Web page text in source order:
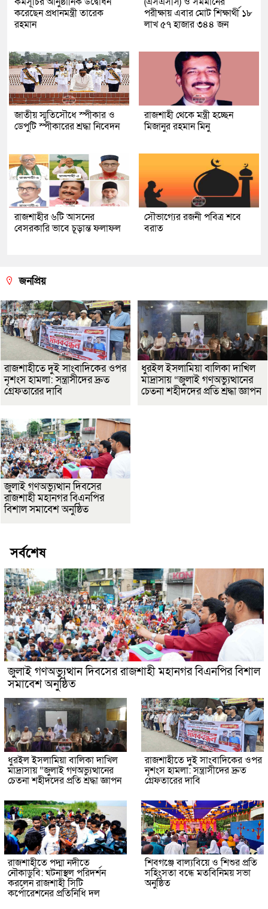
করেছেন প্রধানমন্ত্রী তারেক
রহমান
পরীক্ষায় এবার মোট শিক্ষার্থী ১৮
লাখ ৫৭ হাজার ৩৪৪ জন
জাতীয় স্মৃতিসৌধে স্পীকার ও
ডেপুটি স্পীকারের শ্রদ্ধা নিবেদন
রাজশাহী থেকে মন্ত্রী হচ্ছেন
মিজানুর রহমান মিনু
রাজশাহীর ৬টি আসনের
বেসরকারি ভাবে চূড়ান্ত ফলাফল
সৌভাগ্যের রজনী পবিত্র শবে
বরাত
জনপ্রিয়
রাজশাহীতে দুই সাংবাদিকের ওপর
নৃশংস হামলা: সন্ত্রাসীদের দ্রুত
গ্রেফতারের দাবি
ধুরইল ইসলামিয়া বালিকা দাখিল
মাদ্রাসায় “জুলাই গণঅভ্যুত্থানের
চেতনা শহীদদের প্রতি শ্রদ্ধা জ্ঞাপন
জুলাই গণঅভ্যুত্থান দিবসের
রাজশাহী মহানগর বিএনপির
বিশাল সমাবেশ অনুষ্ঠিত
সর্বশেষ
জুলাই গণঅভ্যুত্থান দিবসের রাজশাহী মহানগর বিএনপির বিশাল
সমাবেশ অনুষ্ঠিত
ধুরইল ইসলামিয়া বালিকা দাখিল
মাদ্রাসায় “জুলাই গণঅভ্যুত্থানের
চেতনা শহীদদের প্রতি শ্রদ্ধা জ্ঞাপন
রাজশাহীতে দুই সাংবাদিকের ওপর
নৃশংস হামলা: সন্ত্রাসীদের দ্রুত
গ্রেফতারের দাবি
রাজশাহীতে পদ্মা নদীতে
নৌকাডুবি: ঘটনাস্থল পরিদর্শন
করলেন রাজশাহী সিটি
কর্পোরেশনের প্রতিনিধি দল
শিবগঞ্জে বাল্যবিয়ে ও শিশুর প্রতি
সহিংসতা বন্ধে মতবিনিময় সভা
অনুষ্ঠিত